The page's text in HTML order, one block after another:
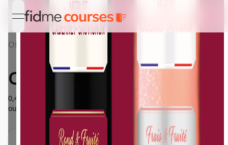
open navigation menu
Offres
CAMBRAS
0,40€ remboursé pour l'achat d'une bouteille Cambras rouge
ou rosé 75cl